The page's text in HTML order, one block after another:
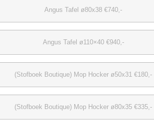
Angus Tafel ø80x38 €740,-
Angus Tafel ø110×40 €940,-
(Stofboek Boutique) Mop Hocker ø50x31 €180,-
(Stofboek Boutique) Mop Hocker ø80x35 €335,-